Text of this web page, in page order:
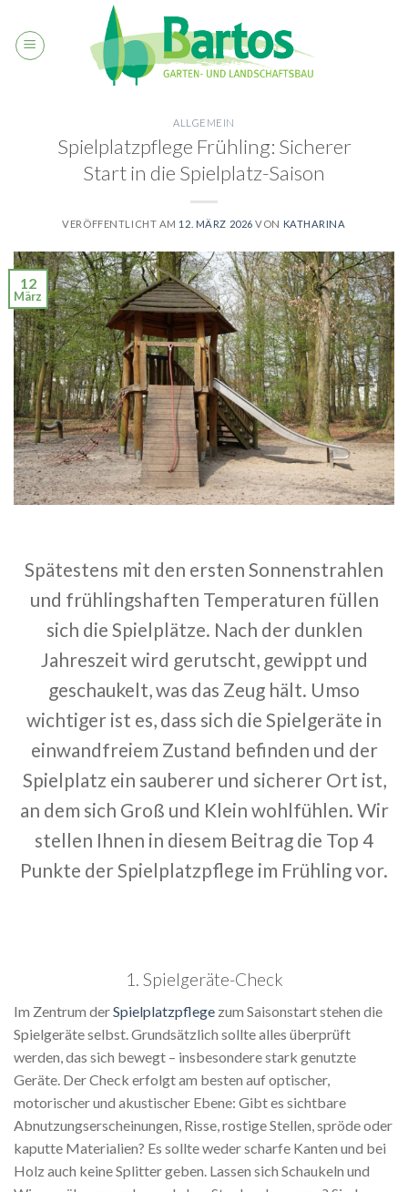
content
ALLGEMEIN
Spielplatzpflege Frühling: Sicherer
Start in die Spielplatz-Saison
VERÖFFENTLICHT AM 12. MÄRZ 2026 VON KATHARINA
12
März
Spätestens mit den ersten Sonnenstrahlen
und frühlingshaften Temperaturen füllen
sich die Spielplätze. Nach der dunklen
Jahreszeit wird gerutscht, gewippt und
geschaukelt, was das Zeug hält. Umso
wichtiger ist es, dass sich die Spielgeräte in
einwandfreiem Zustand befinden und der
Spielplatz ein sauberer und sicherer Ort ist,
an dem sich Groß und Klein wohlfühlen. Wir
stellen Ihnen in diesem Beitrag die Top 4
Punkte der Spielplatzpflege im Frühling vor.
1. Spielgeräte-Check
Im Zentrum derSpielplatzpflege zum Saisonstart stehen die
Spielgeräte selbst. Grundsätzlich sollte alles überprüft
werden, das sich bewegt – insbesondere stark genutzte
Geräte. Der Check erfolgt am besten auf optischer,
motorischer und akustischer Ebene: Gibt es sichtbare
Abnutzungserscheinungen, Risse, rostige Stellen, spröde oder
kaputte Materialien? Es sollte weder scharfe Kanten und bei
Holz auch keine Splitter geben. Lassen sich Schaukeln und